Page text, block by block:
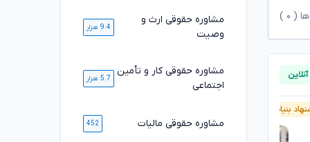
( ۰
بنیاد وکلا
مشاوره حقوقی ارث و
وصیت
9.4 هزار
مشاوره حقوقی کار و تأمین
اجتماعی
5.7 هزار
مشاوره حقوقی مالیات 452